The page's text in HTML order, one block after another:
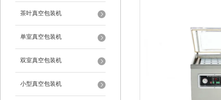
茶叶真空包装机
单室真空包装机
双室真空包装机
小型真空包装机